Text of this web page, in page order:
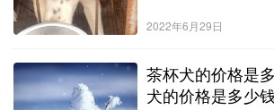
2022年6月29日
茶杯犬的价格是
犬的价格是多少